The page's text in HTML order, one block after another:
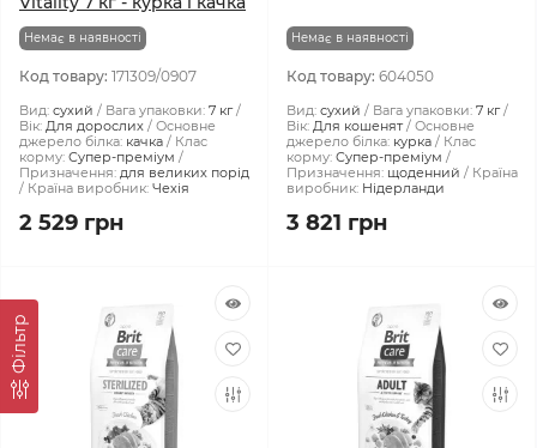
Фiльтр
Немає в наявності
Код товару: 171309/0907
Вид: сухий Вага упаковки: 7 кг
Вік: Для дорослих
Основне
джерело білка: качка
Клас
корму: Супер-преміум
Призначення: для великих порід
Країна виробник: Чехія
2 529 грн
Немає в наявності
Код товару: 604050
Вид: сухий Вага упаковки: 7 кг
Вік: Для кошенят
Основне
джерело білка: курка
Клас
корму: Супер-преміум
Призначення: щоденний
Країна
виробник: Нідерланди
3 821 грн